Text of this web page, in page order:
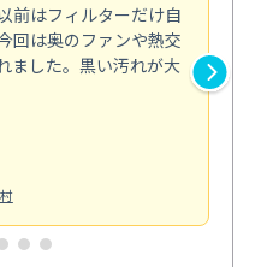
前はフィルターだけ自
回は奥のファンや熱交
ました。黒い汚れが大